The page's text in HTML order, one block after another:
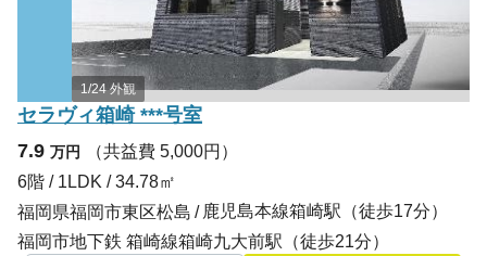
1/24 外観
セラヴィ箱崎 ***号室
7.9 万円
（共益費 5,000円）
6階 / 1LDK / 34.78㎡
福岡県福岡市東区松島
鹿児島本線箱崎駅（徒歩17分）
福岡市地下鉄 箱崎線箱崎九大前駅（徒歩21分）